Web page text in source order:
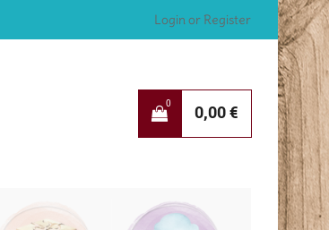
Login or Register
0 0,00€